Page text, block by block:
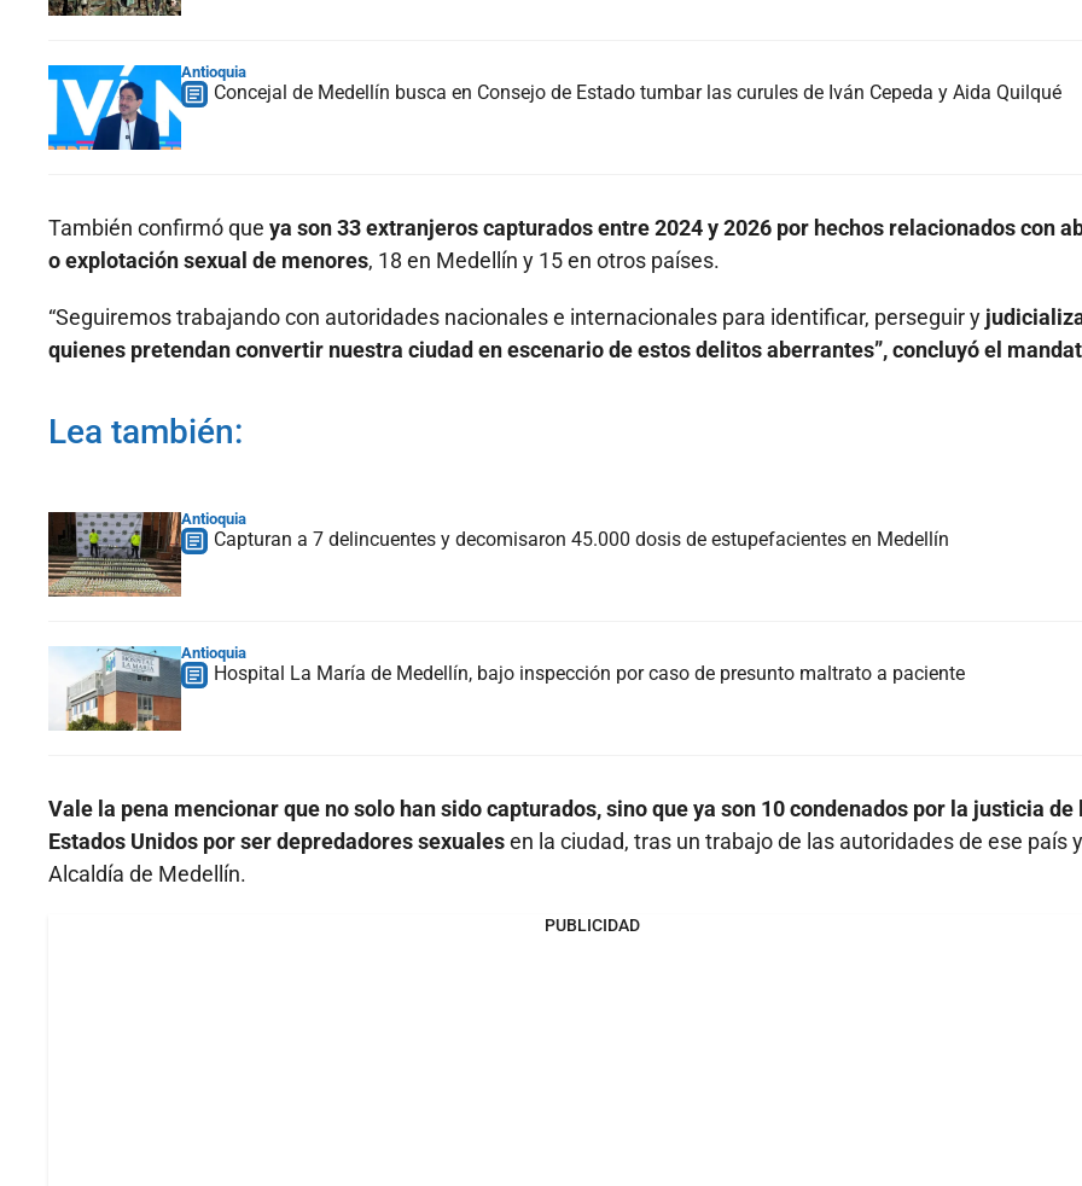
Antioquia
Concejal de Medellín busca en Consejo de Estado tumbar las curules de Iván Cepeda y Aida Quilqué
También confirmó que ya son 33 extranjeros capturados entre 2024 y 2026 por hechos relacionados con
o explotación sexual de menores, 18 en Medellín y 15 en otros países.
“Seguiremos trabajando con autoridades nacionales e internacionales para identificar, perseguir y
quienes pretendan convertir nuestra ciudad en escenario de estos delitos aberrantes”, concluyó el
Lea también:
Antioquia
Capturan a 7 delincuentes y decomisaron 45.000 dosis de estupefacientes en Medellín
Antioquia
Hospital La María de Medellín, bajo inspección por caso de presunto maltrato a paciente
Vale la pena mencionar que no solo han sido capturados, sino que ya son 10 condenados por la justicia de
Estados Unidos por ser depredadores sexualesen la ciudad, tras un trabajo de las autoridades de ese país
Alcaldía de Medellín.
PUBLICIDAD